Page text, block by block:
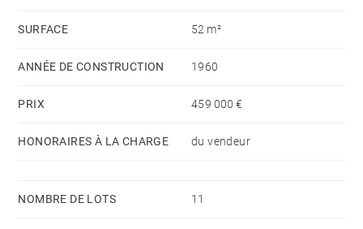
SURFACE 52 m²
ANNÉE DE CONSTRUCTION 1960
PRIX 459 000 €
HONORAIRES À LA CHARGE du vendeur
NOMBRE DE LOTS 11